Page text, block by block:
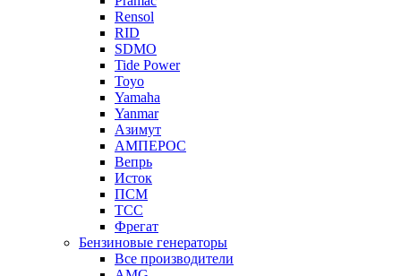
Rensol
RID
SDMO
Tide Power
Toyo
Yamaha
Yanmar
Азимут
АМПЕРОС
Вепрь
Исток
ПСМ
ТСС
Фрегат
Бензиновые генераторы
Все производители